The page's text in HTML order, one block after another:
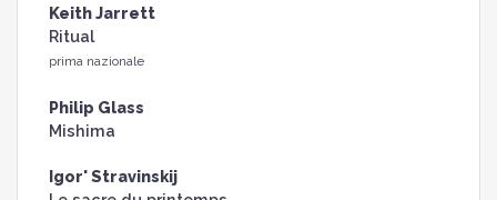
Keith Jarrett
Ritual
prima nazionale
Philip Glass
Mishima
Igor' Stravinskij